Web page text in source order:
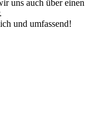
uns auch über einen
und umfassend!